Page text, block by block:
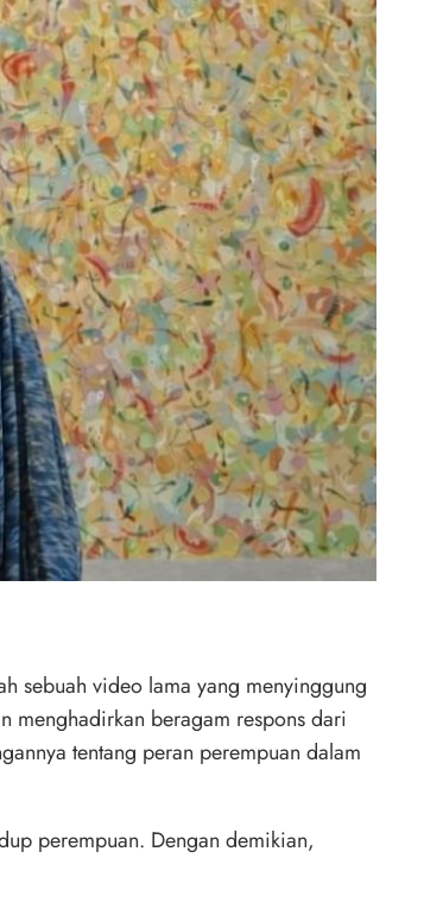
sebuah video lama yang menyinggung
menghadirkan beragam respons dari
tentang peran perempuan dalam
perempuan. Dengan demikian,